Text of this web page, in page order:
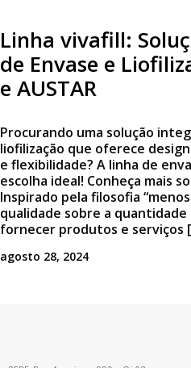
Linha vivafill:
de Envase e
e AUSTAR
Procurando uma solução
liofilização que oferece
e flexibilidade? A linha de
escolha ideal! Conheça mais
Inspirado pela filosofia
qualidade sobre a quantidade
fornecer produtos e serviços
agosto 28, 2024